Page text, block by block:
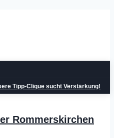
Tipp-Clique sucht Verstärkung!
Rommerskirchen